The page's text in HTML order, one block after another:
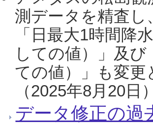
測データを精査
「日最大1時間降
しての値）」及
ての値）」も変
（2025年8月20日）
データ修正の過